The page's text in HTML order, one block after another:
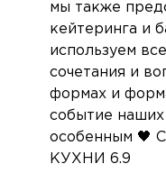
мы также
кейтеринга и
используем
сочетания и
формах и
событие наших
особенным 🖤
КУХНИ 6.9